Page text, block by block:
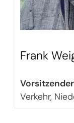
Frank
Vorsitzender
Verkehr,